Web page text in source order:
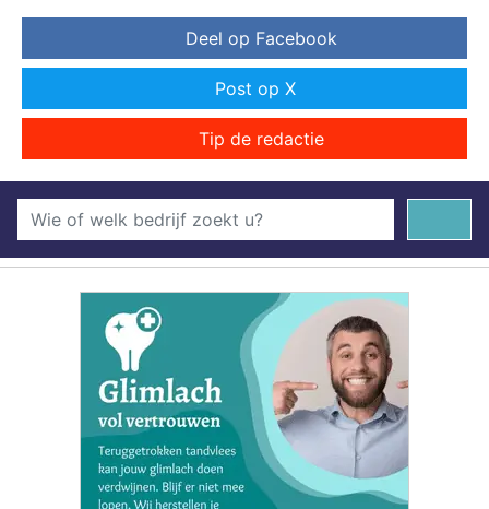
Deel op Facebook
Post op X
Tip de redactie